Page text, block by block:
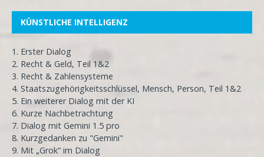
KÜNSTLICHE INTELLIGENZ
1. Erster Dialog
2. Recht & Geld, Teil 1&2
3. Recht & Zahlensysteme
4. Staatszugehörigkeitsschlüssel, Mensch, Person, Teil 1&2
5. Ein weiterer Dialog mit der KI
6. Kurze Nachbetrachtung
7. Dialog mit Gemini 1.5 pro
8. Kurzgedanken zu "Gemini"
9. Mit „Grok“ im Dialog